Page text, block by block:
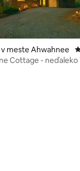
meste Ahwahnee
Cottage - neďaleko